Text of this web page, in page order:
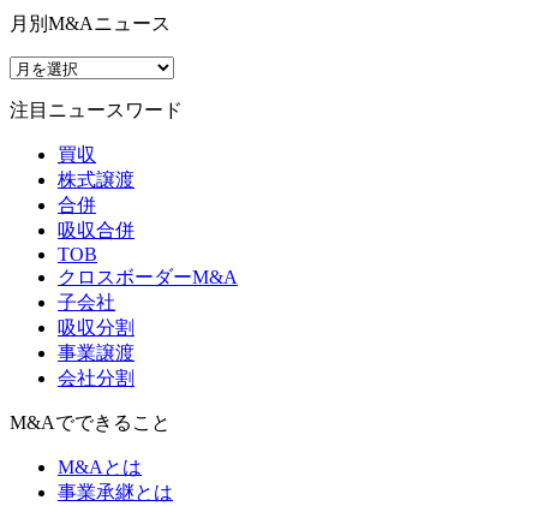
月別M&Aニュース
注目ニュースワード
買収
株式譲渡
合併
吸収合併
TOB
クロスボーダーM&A
子会社
吸収分割
事業譲渡
会社分割
M&Aでできること
M&Aとは
事業承継とは